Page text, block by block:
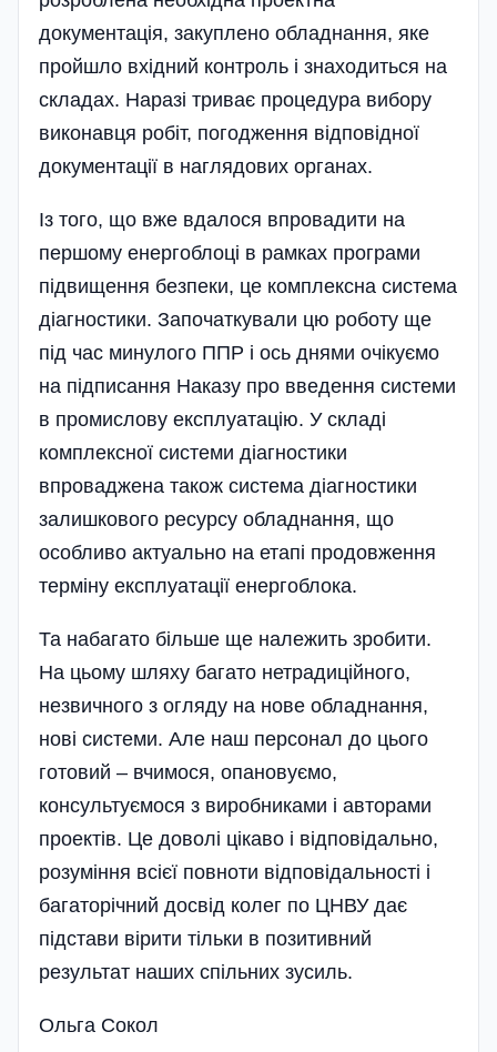
документація, закуплено обладнання, яке
пройшло вхідний контроль і знаходиться на
складах. Наразі триває процедура вибору
виконавця робіт, погодження відповідної
документації в наглядових органах.
Із того, що вже вдалося впровадити на
першому енергоблоці в рамках програми
підвищення безпеки, це комплексна система
діагностики. Започаткували цю роботу ще
під час минулого ППР і ось днями очікуємо
на підписання Наказу про введення системи
в промислову експлуатацію. У складі
комплексної системи діагностики
впроваджена також система діагностики
залишкового ресурсу обладнання, що
особливо актуально на етапі продовження
терміну експлуатації енергоблока.
Та набагато більше ще належить зробити.
На цьому шляху багато нетрадиційного,
незвичного з огляду на нове обладнання,
нові системи. Але наш персонал до цього
готовий – вчимося, опановуємо,
консультуємося з виробниками і авторами
проектів. Це доволі цікаво і відповідально,
розуміння всієї повноти відповідальності і
багаторічний досвід колег по ЦНВУ дає
підстави вірити тільки в позитивний
результат наших спільних зусиль.
Ольга Сокол